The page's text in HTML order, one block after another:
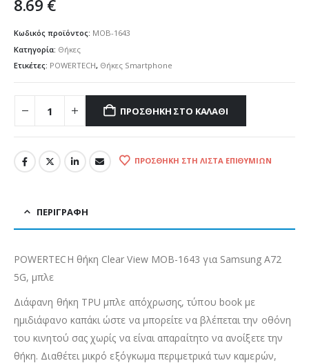
8.69 €
Κωδικός προϊόντος: MOB-1643
Κατηγορία: Θήκες
Ετικέτες: POWERTECH, Θήκες Smartphone
ΠΡΟΣΘΉΚΗ ΣΤΟ ΚΑΛΆΘΙ
ΠΡΟΣΘΉΚΗ ΣΤΗ ΛΊΣΤΑ ΕΠΙΘΥΜΙΏΝ
ΠΕΡΙΓΡΑΦΉ
POWERTECH θήκη Clear View MOB-1643 για Samsung A72
5G, μπλε
Διάφανη θήκη TPU μπλε απόχρωσης, τύπου book με
ημιδιάφανο καπάκι ώστε να μπορείτε να βλέπεται την οθόνη
του κινητού σας χωρίς να είναι απαραίτητο να ανοίξετε την
θήκη. Διαθέτει μικρό εξόγκωμα περιμετρικά των καμερών,